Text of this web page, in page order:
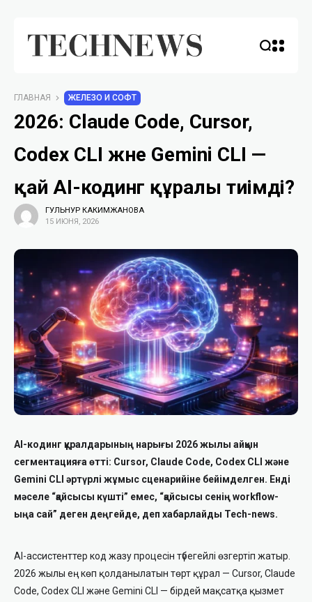
ГЛАВНАЯ ЖЕЛЕЗО И СОФТ
2026: Claude Code, Cursor,
Codex CLI және Gemini CLI —
қай AI-кодинг құралы тиімді?
ГУЛЬНУР КАКИМЖАНОВА
15 ИЮНЯ, 2026
AI-кодинг құралдарының нарығы 2026 жылы айқын
сегментацияға өтті: Cursor, Claude Code, Codex CLI және
Gemini CLI әртүрлі жұмыс сценарийіне бейімделген. Енді
мәселе “қайсысы күшті” емес, “қайсысы сенің workflow-
ыңа сай” деген деңгейде, деп хабарлайды Tech-news.
AI-ассистенттер код жазу процесін түбегейлі өзгертіп жатыр.
2026 жылы ең көп қолданылатын төрт құрал — Cursor, Claude
Code, Codex CLI және Gemini CLI — бірдей мақсатқа қызмет